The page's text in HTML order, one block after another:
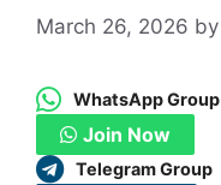
March 26, 2026 by
WhatsApp Group
Join Now
Telegram Group